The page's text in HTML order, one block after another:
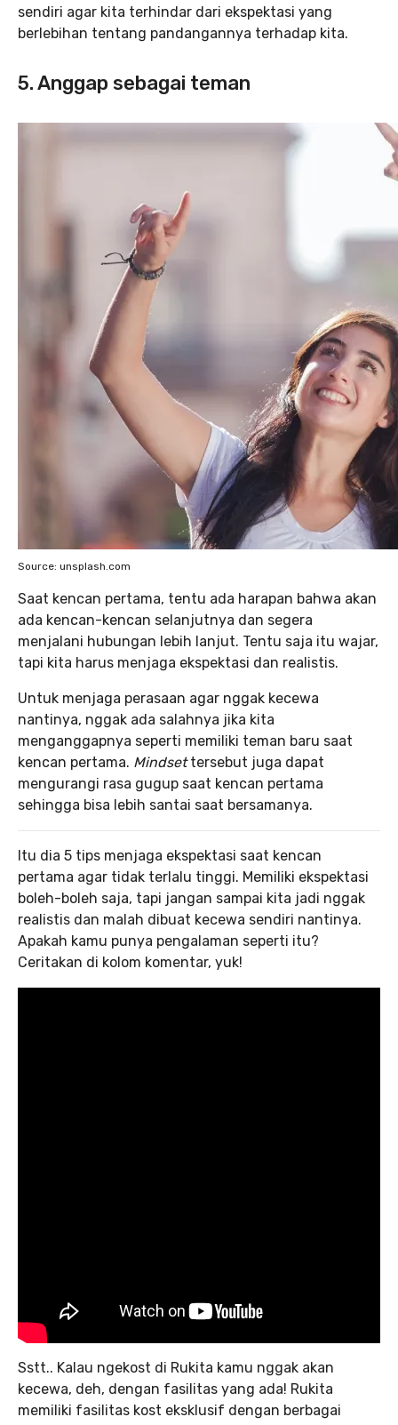
sendiri agar kita terhindar dari ekspektasi yang
berlebihan tentang pandangannya terhadap kita.
5. Anggap sebagai teman
Source: unsplash.com
Saat kencan pertama, tentu ada harapan bahwa akan
ada kencan-kencan selanjutnya dan segera
menjalani hubungan lebih lanjut. Tentu saja itu wajar,
tapi kita harus menjaga ekspektasi dan realistis.
Untuk menjaga perasaan agar nggak kecewa
nantinya, nggak ada salahnya jika kita
menganggapnya seperti memiliki teman baru saat
kencan pertama. Mindsettersebut juga dapat
mengurangi rasa gugup saat kencan pertama
sehingga bisa lebih santai saat bersamanya.
Itu dia 5 tips menjaga ekspektasi saat kencan
pertama agar tidak terlalu tinggi. Memiliki ekspektasi
boleh-boleh saja, tapi jangan sampai kita jadi nggak
realistis dan malah dibuat kecewa sendiri nantinya.
Apakah kamu punya pengalaman seperti itu?
Ceritakan di kolom komentar, yuk!
Sstt.. Kalau ngekost di Rukita kamu nggak akan
kecewa, deh, dengan fasilitas yang ada! Rukita
memiliki fasilitas kost eksklusif dengan berbagai